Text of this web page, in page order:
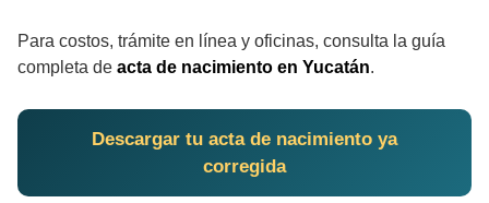
Para costos, trámite en línea y oficinas, consulta la guía
completa de acta de nacimiento en Yucatán.
Descargar tu acta de nacimiento ya
corregida